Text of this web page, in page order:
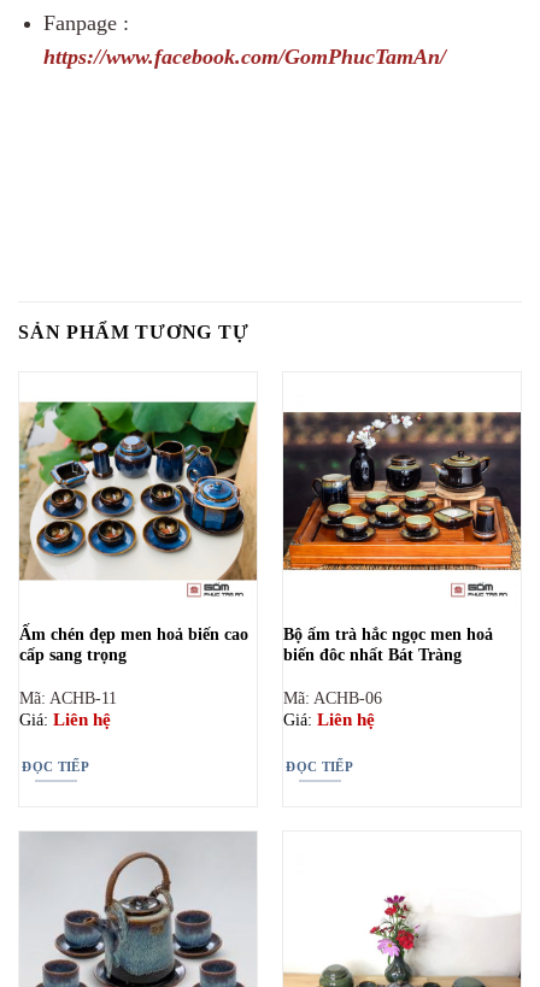
Fanpage :
https://www.facebook.com/GomPhucTamAn/
SẢN PHẨM TƯƠNG TỰ
Ấm chén đẹp men hoả biến cao
cấp sang trọng
Mã: ACHB-11
Giá: Liên hệ
ĐỌC TIẾP
Bộ ấm trà hắc ngọc men hoả
biến đôc nhất Bát Tràng
Mã: ACHB-06
Giá: Liên hệ
ĐỌC TIẾP